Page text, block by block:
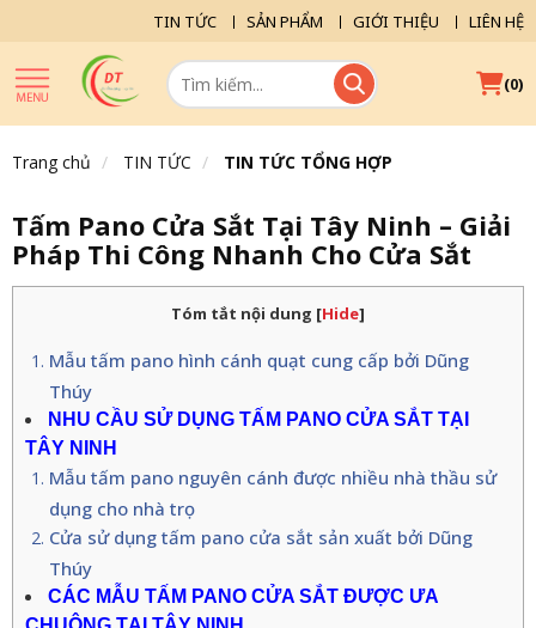
TIN TỨC SẢN PHẨM GIỚI THIỆU LIÊN HỆ
(0)
Trang chủ TIN TỨC TIN TỨC TỔNG HỢP
Tấm Pano Cửa Sắt Tại Tây Ninh – Giải
Pháp Thi Công Nhanh Cho Cửa Sắt
Tóm tắt nội dung [Hide]
Mẫu tấm pano hình cánh quạt cung cấp bởi Dũng
Thúy
NHU CẦU SỬ DỤNG TẤM PANO CỬA SẮT TẠI
TÂY NINH
Mẫu tấm pano nguyên cánh được nhiều nhà thầu sử
dụng cho nhà trọ
Cửa sử dụng tấm pano cửa sắt sản xuất bởi Dũng
Thúy
CÁC MẪU TẤM PANO CỬA SẮT ĐƯỢC ƯA